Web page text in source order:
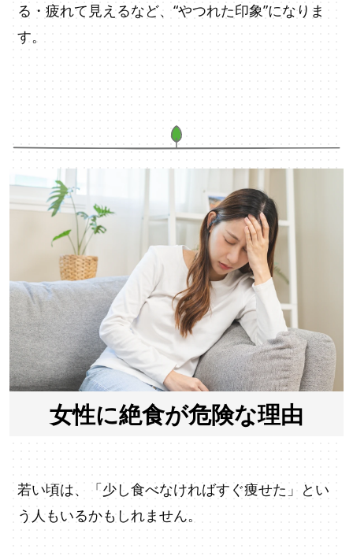
る・疲れて見えるなど、“やつれた印象”になりま
す。
女性に絶食が危険な理由
若い頃は、「少し食べなければすぐ痩せた」とい
う人もいるかもしれません。